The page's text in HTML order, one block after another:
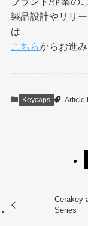
製品設計やリリ
は
こちらからお進み
Keycaps Article
Cerakey
Series